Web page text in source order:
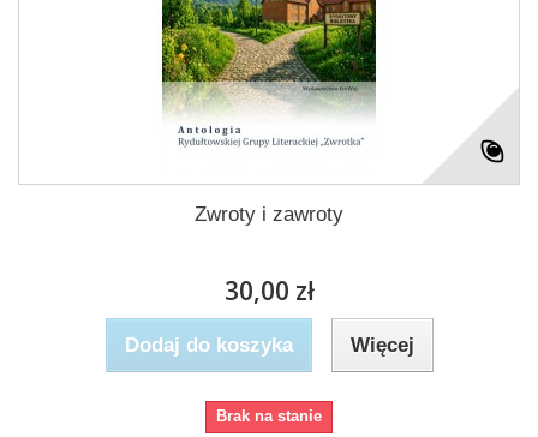
Zwroty i zawroty
30,00 zł
Dodaj do koszyka Więcej
Brak na stanie